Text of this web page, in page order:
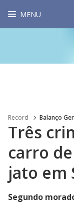
MENU
Record Balanço
Três
carro
jato em
Segundo